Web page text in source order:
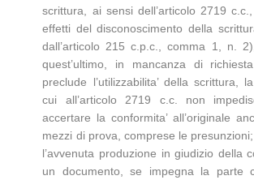
scrittura, ai sensi dell’articolo 2719
effetti del disconoscimento della
dall’articolo 215 c.p.c., comma 1, n.
quest’ultimo, in mancanza di
preclude l’utilizzabilita’ della scrittura,
cui all’articolo 2719 c.c. non
accertare la conformita’ all’originale
mezzi di prova, comprese le
l’avvenuta produzione in giudizio della
un documento, se impegna la parte